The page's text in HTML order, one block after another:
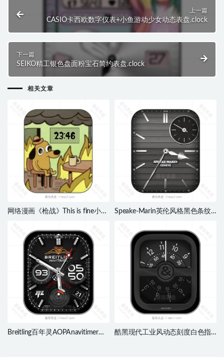
上一篇
CASIO卡西欧数字仪表+小鱼游动少女动态表盘.clock
下一篇
SEIKO精工银色盘面粉宝石简约表盘.clock
相关文章
网络漫画《枪战》This is fine小狗
Speake-Marin英伦风格黑色条纹
Breitling百年灵AOPAnavitimer限
酷黑现代工业风动态刻度白色指